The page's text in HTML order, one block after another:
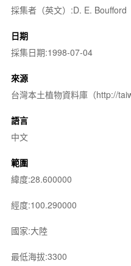
採集者（英文）:D. E. Boufford
日期
採集日期:1998-07-04
來源
台灣本土植物資料庫（http://
語言
中文
範圍
緯度:28.600000
經度:100.290000
國家:大陸
最低海拔:3300